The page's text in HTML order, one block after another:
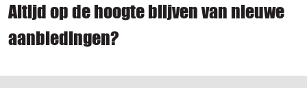
Altijd op de hoogte blijven van nieuwe
aanbiedingen?